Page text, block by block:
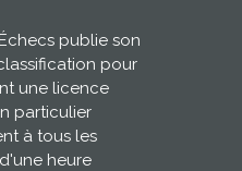
publie son
pour
une licence
particulier
à tous les
heure